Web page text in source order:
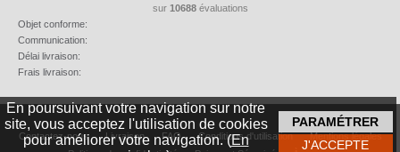
sur 10688évaluations
Objet conforme:
Communication:
Délai livraison:
Frais livraison:
En poursuivant votre navigation sur notre
site, vous acceptez l'utilisation de cookies
pour améliorer votre navigation. (En
Contactez-nous Livraison FAQ Conditions d'utilisation
Mentions légales